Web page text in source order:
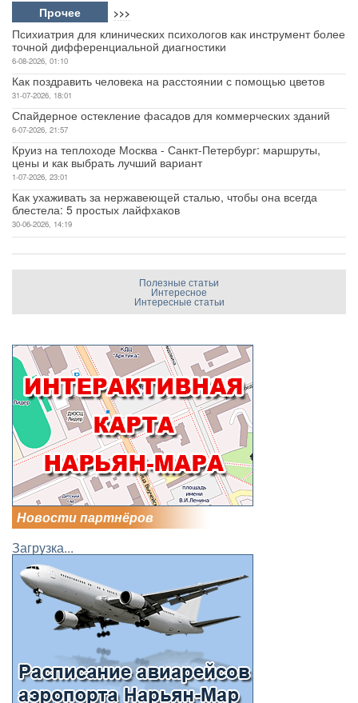
Прочее >>>
Психиатрия для клинических психологов как инструмент более
точной дифференциальной диагностики
6-08-2026, 01:10
Как поздравить человека на расстоянии с помощью цветов
31-07-2026, 18:01
Спайдерное остекление фасадов для коммерческих зданий
6-07-2026, 21:57
Круиз на теплоходе Москва - Санкт-Петербург: маршруты,
цены и как выбрать лучший вариант
1-07-2026, 23:01
Как ухаживать за нержавеющей сталью, чтобы она всегда
блестела: 5 простых лайфхаков
30-06-2026, 14:19
Полезные статьи
Интересное
Интересные статьи
Новости партнёров
Загрузка...